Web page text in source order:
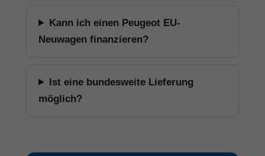
Kann ich einen Peugeot EU-
Neuwagen finanzieren?
Ist eine bundesweite Lieferung
möglich?